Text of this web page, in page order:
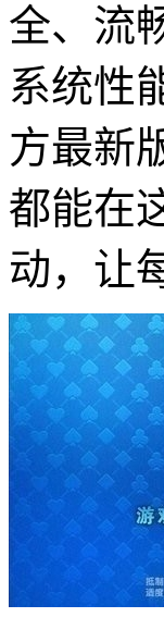
全、流
系统性
方最新
都能在
动，让